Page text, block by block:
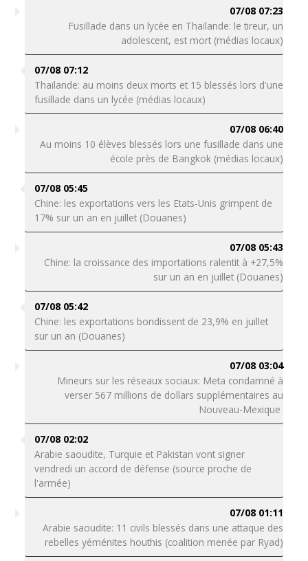
07/08 07:23
Fusillade dans un lycée en Thaïlande: le tireur, un
adolescent, est mort (médias locaux)
07/08 07:12
Thaïlande: au moins deux morts et 15 blessés lors d'une
fusillade dans un lycée (médias locaux)
07/08 06:40
Au moins 10 élèves blessés lors une fusillade dans une
école près de Bangkok (médias locaux)
07/08 05:45
Chine: les exportations vers les Etats-Unis grimpent de
17% sur un an en juillet (Douanes)
07/08 05:43
Chine: la croissance des importations ralentit à +27,5%
sur un an en juillet (Douanes)
07/08 05:42
Chine: les exportations bondissent de 23,9% en juillet
sur un an (Douanes)
07/08 03:04
Mineurs sur les réseaux sociaux: Meta condamné à
verser 567 millions de dollars supplémentaires au
Nouveau-Mexique
07/08 02:02
Arabie saoudite, Turquie et Pakistan vont signer
vendredi un accord de défense (source proche de
l'armée)
07/08 01:11
Arabie saoudite: 11 civils blessés dans une attaque des
rebelles yéménites houthis (coalition menée par Ryad)